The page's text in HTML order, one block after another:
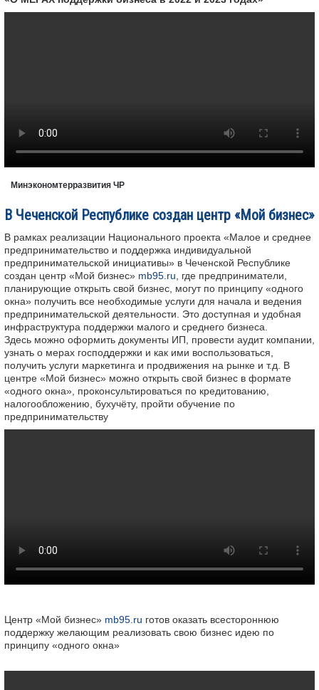
Минэкономтерразвития ЧР
В Чеченской Республике создан центр «Мой бизнес»
В рамках реализации Национального проекта «Малое и среднее
предпринимательство и поддержка индивидуальной
предпринимательской инициативы» в Чеченской Республике
создан центр «Мой бизнес» mb95.ru , где предприниматели,
планирующие открыть свой бизнес, могут по принципу «одного
окна» получить все необходимые услуги для начала и ведения
предпринимательской деятельности. Это доступная и удобная
инфраструктура поддержки малого и среднего бизнеса.
Здесь можно оформить документы ИП, провести аудит компании,
узнать о мерах господдержки и как ими воспользоваться,
получить услуги маркетинга и продвижения на рынке и т.д. В
центре «Мой бизнес» можно открыть свой бизнес в формате
«одного окна», проконсультироваться по кредитованию,
налогообложению, бухучёту, пройти обучение по
предпринимательству
Центр «Мой бизнес» mb95.ru готов оказать всестороннюю
поддержку желающим реализовать свою бизнес идею по
принципу «одного окна»